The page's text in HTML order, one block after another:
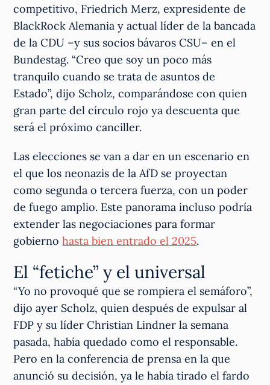
competitivo, Friedrich Merz, expresidente de
BlackRock Alemania y actual líder de la bancada
de la CDU –y sus socios bávaros CSU– en el
Bundestag. “Creo que soy un poco más
tranquilo cuando se trata de asuntos de
Estado”, dijo Scholz, comparándose con quien
gran parte del círculo rojo ya descuenta que
será el próximo canciller.
Las elecciones se van a dar en un escenario en
el que los neonazis de la AfD se proyectan
como segunda o tercera fuerza, con un poder
de fuego amplio. Este panorama incluso podría
extender las negociaciones para formar
gobiernohasta bien entrado el 2025.
El “fetiche” y el universal
“Yo no provoqué que se rompiera el semáforo”,
dijo ayer Scholz, quien después de expulsar al
FDP y su líder Christian Lindner la semana
pasada, había quedado como el responsable.
Pero en la conferencia de prensa en la que
anunció su decisión, ya le había tirado el fardo